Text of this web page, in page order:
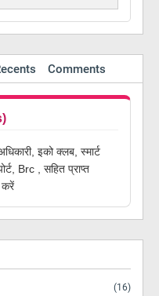
Comments
इको क्लब, स्मार्ट
Brc , सहित प्राप्त
करें
(16)